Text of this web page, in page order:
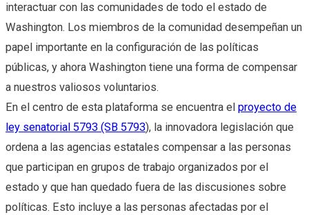
interactuar con las comunidades de todo el estado de
Washington. Los miembros de la comunidad desempeñan un
papel importante en la configuración de las políticas
públicas, y ahora Washington tiene una forma de compensar
a nuestros valiosos voluntarios.
En el centro de esta plataforma se encuentra el proyecto de
ley senatorial 5793 (SB 5793), la innovadora legislación que
ordena a las agencias estatales compensar a las personas
que participan en grupos de trabajo organizados por el
estado y que han quedado fuera de las discusiones sobre
políticas. Esto incluye a las personas afectadas por el